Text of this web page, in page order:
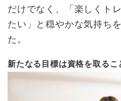
だけでなく、「楽しくト
たい」と穏やかな気持ち
た。
新たなる目標は資格を取るこ